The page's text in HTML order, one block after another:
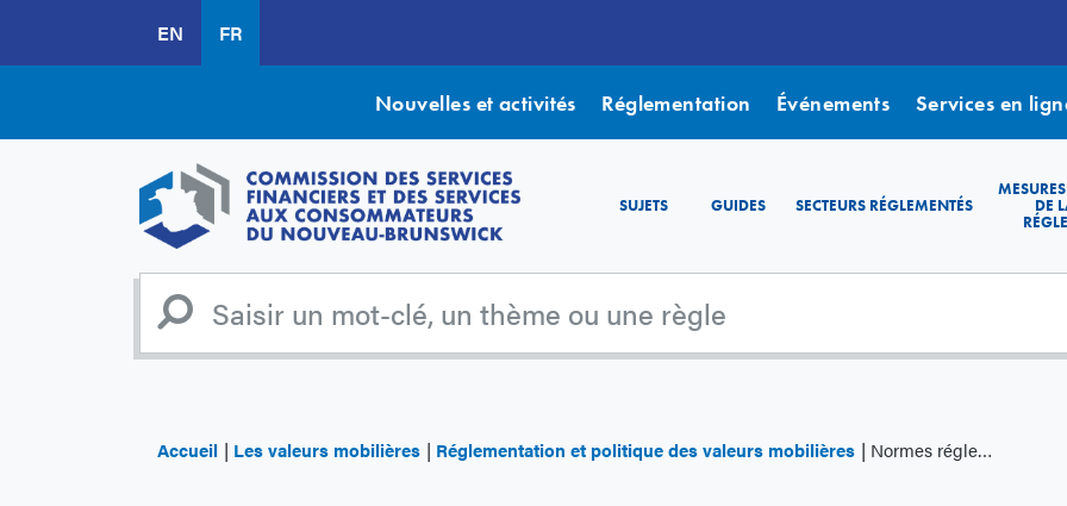
contenu
EN FR
Nouvelles et activités Réglementation Événements Services en
SUJETS GUIDES SECTEURS RÉGLEMENTÉS
DE
Accueil Les valeurs mobilières Réglementation et politique des valeurs mobilières Normes réglementaires